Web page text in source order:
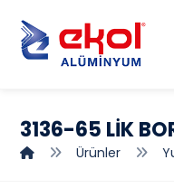
3136-65 LİK
Ürünler